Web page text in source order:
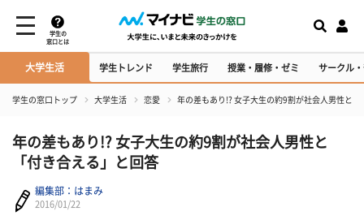
学生の
窓口とは
大学生活 学生トレンド 学生旅行 授業・履修・ゼミ サークル
学生の窓口トップ 大学生活 恋愛 年の差もあり!? 女子大生の約9割が社会人男性と「
年の差もあり!? 女子大生の約9割が社会人男性と
「付き合える」と回答
編集部：はまみ
2016/01/22